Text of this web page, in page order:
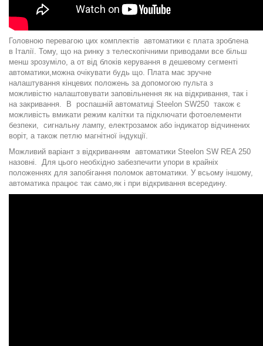
Головною перевагою цих комплектів автоматики є плата зроблена
в Італії. Тому, що на ринку з телескопічними приводами все більш
менш зрозуміло, а от від блоків керування в дешевому сегменті
автоматики,можна очікувати будь що. Плата має зручне
налаштування кінцевих положень за допомогою пульта з
можливістю налаштовувати заповільнення як на відкривання, так і
на закривання. В роспашній автоматиці Steelon SW250 також є
можливість вмикати режим калітки та підключати фотоелементи
безпеки, сигнальну лампу, електрозамок або індикатор відчинених
воріт, а також петлю магнітної індукції.
Можливий варіант з відкриванням автоматики Steelon SW REA 250
назовні. Для цього необхідно забезпечити упори в крайніх
положеннях для запобігання поломок автоматики. У всьому іншому,
автоматика працює так само,як і при відкривання всередину.